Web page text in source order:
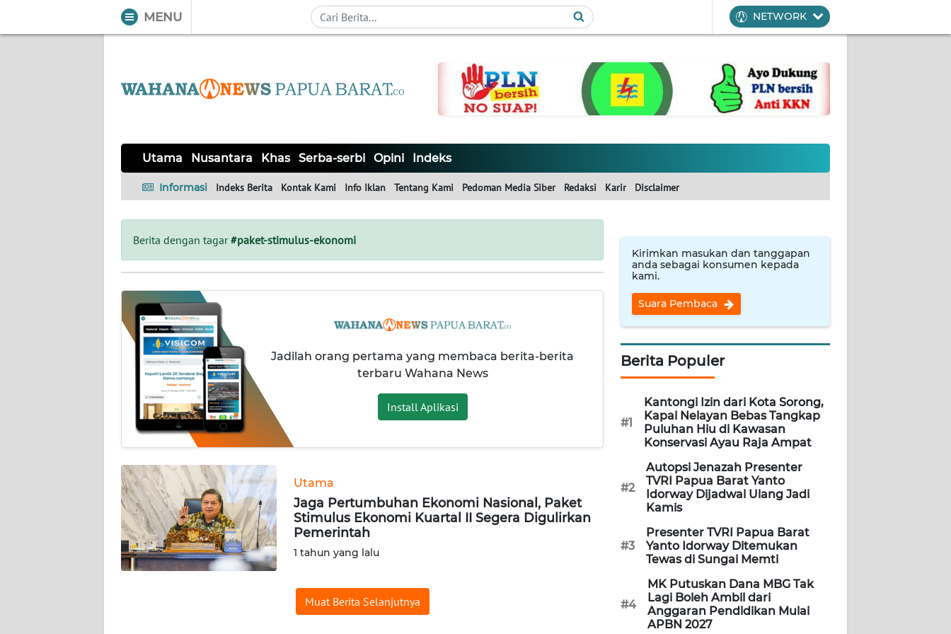
MENU NETWORK
Utama Nusantara Khas Serba-serbi Opini Indeks
Informasi Indeks Berita Kontak Kami Info Iklan Tentang Kami Pedoman Media Siber Redaksi Karir Disclaimer
Berita dengan tagar#paket-stimulus-ekonomi
Jadilah orang pertama yang membaca berita-berita
terbaru Wahana News
Install Aplikasi
Utama
Jaga Pertumbuhan Ekonomi Nasional, Paket
Stimulus Ekonomi Kuartal II Segera Digulirkan
Pemerintah
1 tahun yang lalu
Muat Berita Selanjutnya
Kirimkan masukan dan tanggapan
anda sebagai konsumen kepada
kami.
Suara Pembaca
Berita Populer
#1
Kantongi Izin dari Kota Sorong,
Kapal Nelayan Bebas Tangkap
Puluhan Hiu di Kawasan
Konservasi Ayau Raja Ampat
#2
Autopsi Jenazah Presenter
TVRI Papua Barat Yanto
Idorway Dijadwal Ulang Jadi
Kamis
#3
Presenter TVRI Papua Barat
Yanto Idorway Ditemukan
Tewas di Sungai Memti
#4
MK Putuskan Dana MBG Tak
Lagi Boleh Ambil dari
Anggaran Pendidikan Mulai
APBN 2027